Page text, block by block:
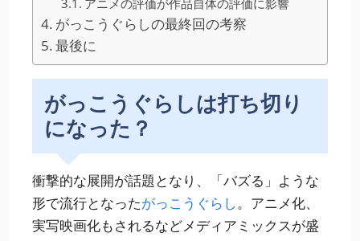
がっこうぐらしの最終回の考察
最後に
がっこうぐらしは打ち切り
になった？
衝撃的な展開が話題となり、「バズる」ような
形で流行となったがっこうぐらし。アニメ化、
実写映画化もされるなどメディアミックスが盛